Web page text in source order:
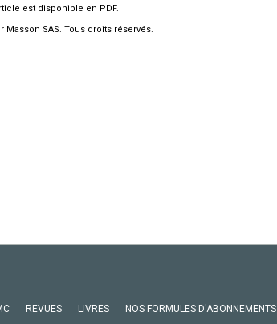
est disponible en PDF.
SAS. Tous droits réservés.
REVUES LIVRES NOS FORMULES D'ABONNEMENTS